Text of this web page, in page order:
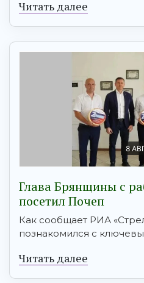
Читать далее
8
Глава Брянщины с
посетил Почеп
Как сообщает РИА
познакомился с
Читать далее